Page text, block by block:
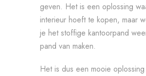
geven. Het is een oplossing
interieur hoeft te kopen, maar
je het stoffige kantoorpand
pand van maken.
Het is dus een mooie